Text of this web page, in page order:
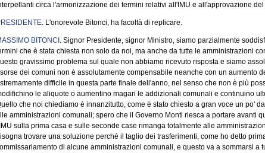
circa l'armonizzazione dei termini relativi all'IMU e all'approvazione
. L'onorevole Bitonci, ha facoltà di replicare.
BITONCI . Signor Presidente, signor Ministro, siamo parzialmente
che è stata chiesta non solo da noi, ma anche da tutte le amministrazioni
gravissimo problema sul quale non abbiamo ricevuto risposta e siamo
dei comuni non è assolutamente compensabile neanche con un aumento
difficile in questa parte finale dell'anno, nel senso che non è più
le aliquote o aumentino magari le addizionali comunali e continuino
che noi chiediamo è innanzitutto, come è stato chiesto a gran voce un po'
amministrazioni comunali; spero che il Governo Monti riesca a portare avanti
sulla prima casa e sulle seconde case rimanga totalmente alle
trovare una soluzione perché il taglio dei trasferimenti, come ho detto
di alcune amministrazioni comunali, e questo va a sommarsi a